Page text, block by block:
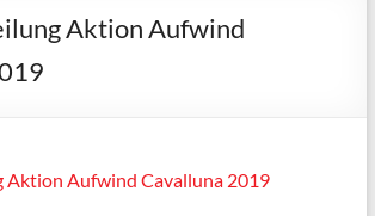
Aktion Aufwind
Aktion Aufwind Cavalluna 2019